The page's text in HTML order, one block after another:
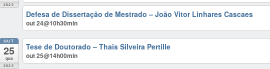
2023
Defesa de Dissertação de Mestrado – João Vitor Linhares Cascaes
out 24@10h30min
OUT
25
qua
2023
Tese de Doutorado – Thais Silveira Pertille
out 25@14h00min